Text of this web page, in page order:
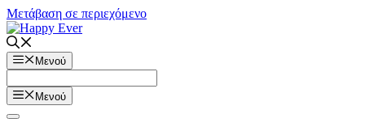
Μετάβαση σε περιεχόμενο
Μενού
Μενού